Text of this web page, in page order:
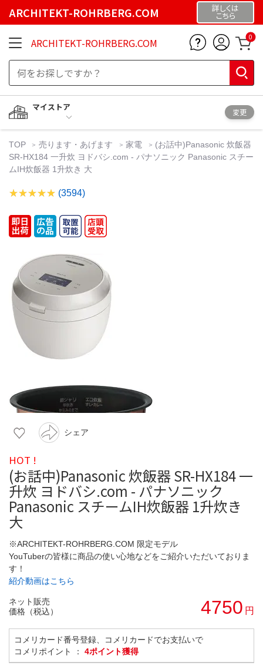
ARCHITEKT-ROHRBERG.COM 詳しくは
こちら
ARCHITEKT-ROHRBERG.COM 0
マイストア
変更
TOP 売ります・あげます 家電
(お話中)Panasonic 炊飯器
SR-HX184 一升炊 ヨドバシ.com - パナソニック Panasonic スチー
ムIH炊飯器 1升炊き 大
(3594)
シェア
HOT !
(お話中)Panasonic 炊飯器 SR-HX184 一
升炊 ヨドバシ.com - パナソニック
Panasonic スチームIH炊飯器 1升炊き
大
※ARCHITEKT-ROHRBERG.COM 限定モデル
YouTuberの皆様に商品の使い心地などをご紹介いただいておりま
す！
紹介動画はこちら
ネット販売
価格（税込）
4750 円
コメリカード番号登録、コメリカードでお支払いで
コメリポイント ： 4ポイント獲得